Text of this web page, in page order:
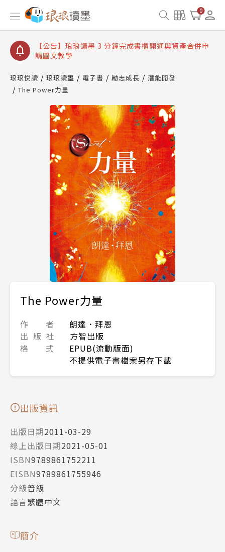
0
【公告】琅琅讀墨數位閱讀資產合併與書櫃開通申請
【公告】琅琅讀墨書櫃開通常見問題
【公告】琅琅讀墨 3 分鐘完成書櫃開通與資產合併申
請圖文教學
查詢
【公告】琅琅讀墨數位閱讀資產合併與書櫃開通申請
琅琅悅讀 琅琅讀墨 電子書 勵志成長
潛能開發
The Power力量
The Power力量
作 者
朗達．拜恩
出 版 社
方智出版
格 式
EPUB(流動版面)
不提供電子書檔案另存下載
出版資訊
出版日期2011-03-29
線上出版日期2021-05-01
ISBN9789861752211
EISBN9789861755946
分級普級
語言繁體中文
簡介